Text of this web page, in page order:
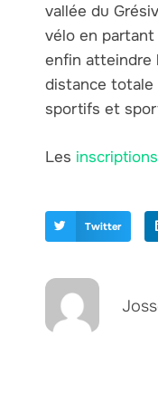
vallée du
vélo en partant
enfin atteindre
distance totale
sportifs et
Les inscriptions
Twitter